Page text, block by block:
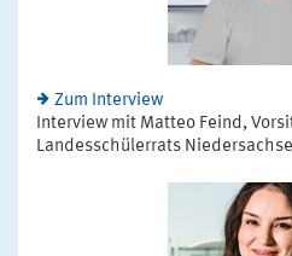
Zum Interview
Interview mit Matteo Feind,
Landesschülerrats